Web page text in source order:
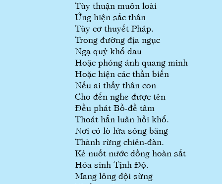
Tùy thuận muôn loài
Ứng hiện sắc thân
Tùy cơ thuyết Pháp.
Trong đường địa ngục
Ngạ quỷ khổ đau
Hoặc phóng ánh quang minh
Hoặc hiện các thần biến
Nếu ai thấy thân con
Cho đến nghe được tên
Đều phát Bồ-đề tâm
Thoát hẵn luân hồi khổ.
Nơi có lò lửa sông băng
Thành rừng chiên-đàn.
Kẻ nuốt nước đồng hoàn sắt
Hóa sinh Tịnh Độ.
Mang lông đội sừng